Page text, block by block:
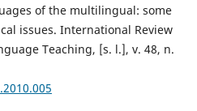
of the multilingual: some
issues. International Review
Teaching, [s. l.], v. 48, n.